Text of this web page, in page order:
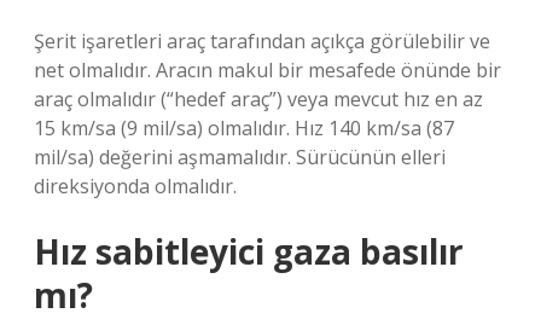
Şerit işaretleri araç tarafından açıkça görülebilir ve
net olmalıdır. Aracın makul bir mesafede önünde bir
araç olmalıdır (“hedef araç”) veya mevcut hız en az
15 km/sa (9 mil/sa) olmalıdır. Hız 140 km/sa (87
mil/sa) değerini aşmamalıdır. Sürücünün elleri
direksiyonda olmalıdır.
Hız sabitleyici gaza basılır
mı?